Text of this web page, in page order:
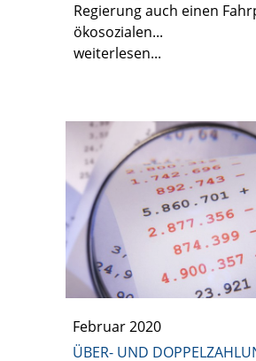
Regierung auch einen
ökosozialen...
weiterlesen...
Februar 2020
ÜBER- UND